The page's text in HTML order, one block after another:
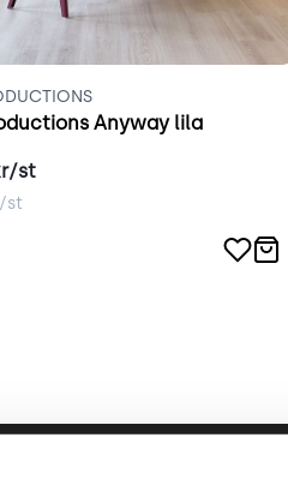
Anyway lila
st
st